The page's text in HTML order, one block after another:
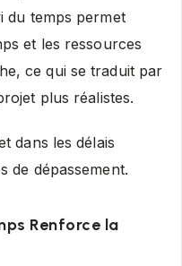
du temps permet
et les ressources
ce qui se traduit par
plus réalistes.
dans les délais
de dépassement.
Renforce la